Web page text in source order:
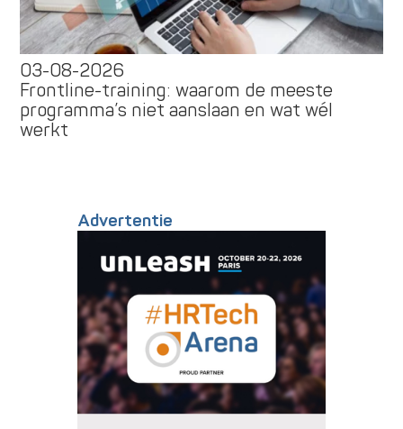
03-08-2026
Frontline-training: waarom de meeste
programma’s niet aanslaan en wat wél
werkt
Advertentie